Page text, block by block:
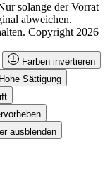
solange der Vorrat
abweichen.
Copyright 2026
Farben invertieren
Hohe Sättigung
ausblenden